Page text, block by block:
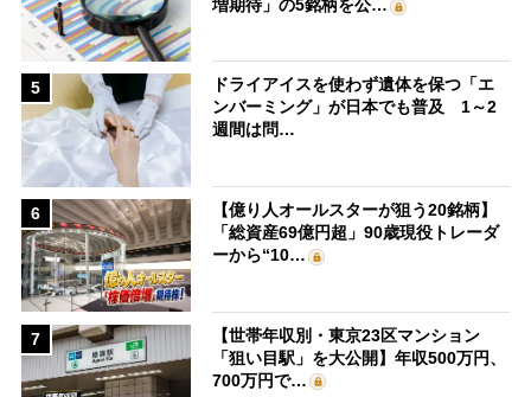
増期待」の5銘柄を公…
5
ドライアイスを使わず遺体を保つ「エ
ンバーミング」が日本でも普及 1～2
週間は問…
6
【億り人オールスターが狙う20銘柄】
「総資産69億円超」90歳現役トレーダ
ーから“10…
7
【世帯年収別・東京23区マンション
「狙い目駅」を大公開】年収500万円、
700万円で…